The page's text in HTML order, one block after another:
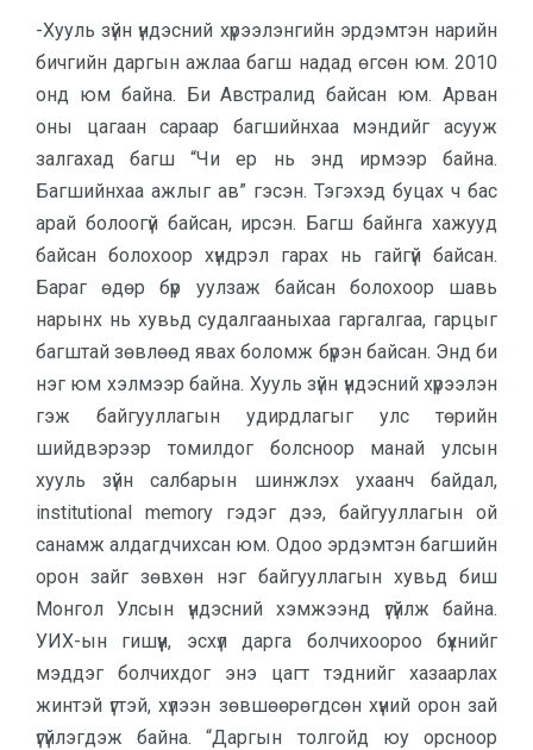
-Хууль зүйн үндэсний хүрээлэнгийн эрдэмтэн нарийн
бичгийн даргын ажлаа багш надад өгсөн юм. 2010
онд юм байна. Би Австралид байсан юм. Арван
оны цагаан сараар багшийнхаа мэндийг асууж
залгахад багш “Чи ер нь энд ирмээр байна.
Багшийнхаа ажлыг ав” гэсэн. Тэгэхэд буцах ч бас
арай болоогүй байсан, ирсэн. Багш байнга хажууд
байсан болохоор хүндрэл гарах нь гайгүй байсан.
Бараг өдөр бүр уулзаж байсан болохоор шавь
нарынх нь хувьд судалгааныхаа гаргалгаа, гарцыг
багштай зөвлөөд явах боломж бүрэн байсан. Энд би
нэг юм хэлмээр байна. Хууль зүйн үндэсний хүрээлэн
гэж байгууллагын удирдлагыг улс төрийн
шийдвэрээр томилдог болсноор манай улсын
хууль зүйн салбарын шинжлэх ухаанч байдал,
institutional memory гэдэг дээ, байгууллагын ой
санамж алдагдчихсан юм. Одоо эрдэмтэн багшийн
орон зайг зөвхөн нэг байгууллагын хувьд биш
Монгол Улсын үндэсний хэмжээнд үгүйлж байна.
УИХ-ын гишүүн, эсхүл дарга болчихоороо бүхнийг
мэддэг болчихдог энэ цагт тэднийг хазаарлах
жинтэй үгтэй, хүлээн зөвшөөрөгдсөн хүний орон зай
үгүйлэгдэж байна. “Даргын толгойд юу орсноор